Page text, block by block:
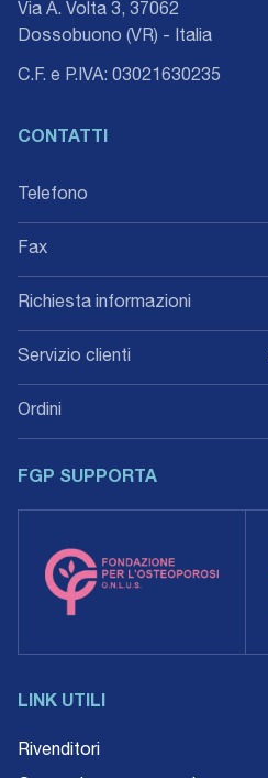
Via A. Volta 3, 37062
Dossobuono (VR) - Italia
C.F. e P.IVA: 03021630235
CONTATTI
Telefono
Fax
Richiesta informazioni
Servizio clienti
Ordini
FGP SUPPORTA
LINK UTILI
Rivenditori